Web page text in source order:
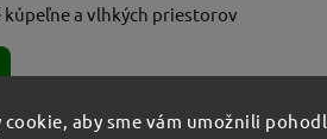
cookie, aby sme vám umožnili
kúpeľne a vlhkých priestorov